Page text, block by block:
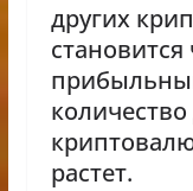
других
растет.